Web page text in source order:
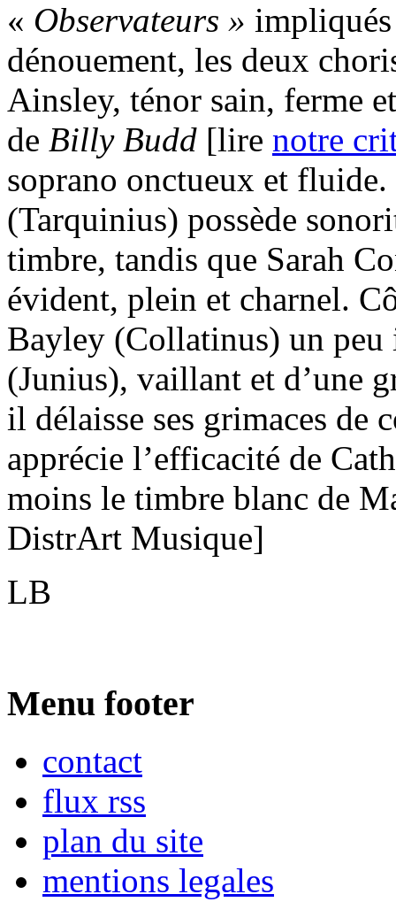
« Observateurs »
dénouement, les deux
Ainsley, ténor sain, ferme
de Billy Budd [lire notre
soprano onctueux et
(Tarquinius) possède
timbre, tandis que Sarah
évident, plein et charnel.
Bayley (Collatinus) un
(Junius), vaillant et d’une
il délaisse ses grimaces de
apprécie l’efficacité de
moins le timbre blanc de
DistrArt Musique]
LB
Menu footer
contact
flux rss
plan du site
mentions legales